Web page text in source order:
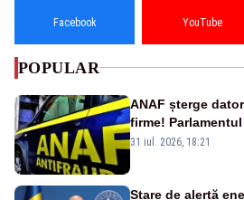
Facebook YouTube
POPULAR
ANAF șterge
firme!
amnistia fiscală
31 iul. 2026, 18:21
Stare de alertă